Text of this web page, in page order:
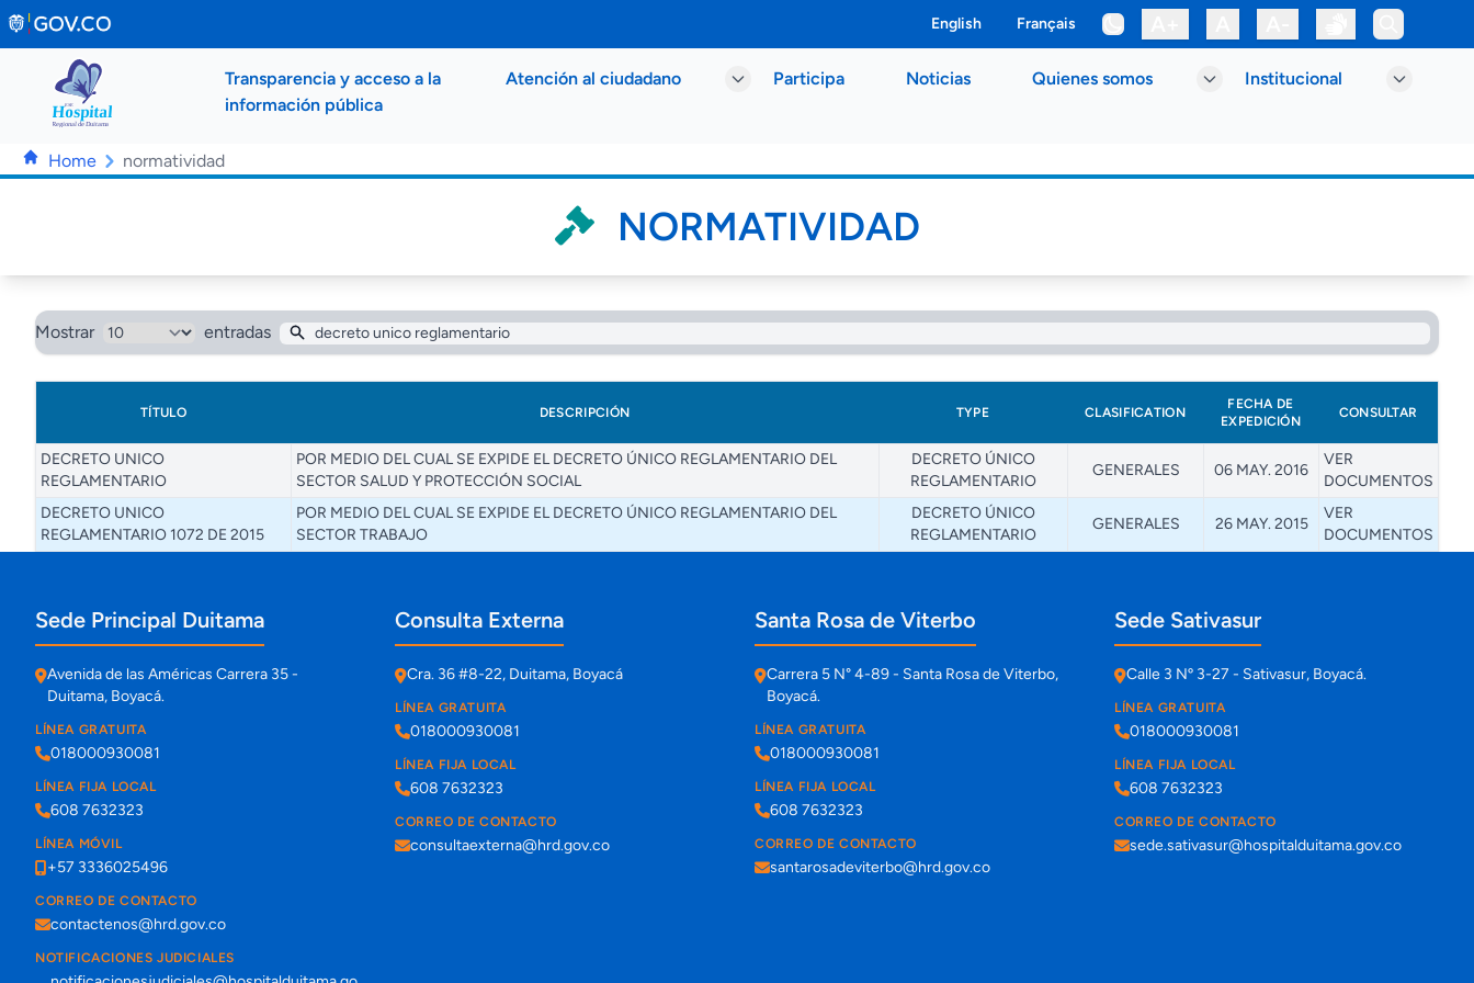
Saltar al contenido principal
English Français
Transparencia y acceso a la
información pública
Atención al ciudadano Participa Noticias Quienes somos Institucional
Home normatividad
NORMATIVIDAD
Mostrar entradas
TÍTULO DESCRIPCIÓN TYPE CLASIFICATION
FECHA DE
EXPEDICIÓN
CONSULTAR
DECRETO UNICO
REGLAMENTARIO
POR MEDIO DEL CUAL SE EXPIDE EL DECRETO ÚNICO REGLAMENTARIO DEL
SECTOR SALUD Y PROTECCIÓN SOCIAL
DECRETO ÚNICO
REGLAMENTARIO
GENERALES 06 MAY. 2016
VER
DOCUMENTOS
DECRETO UNICO
REGLAMENTARIO 1072 DE 2015
POR MEDIO DEL CUAL SE EXPIDE EL DECRETO ÚNICO REGLAMENTARIO DEL
SECTOR TRABAJO
DECRETO ÚNICO
REGLAMENTARIO
GENERALES 26 MAY. 2015
VER
DOCUMENTOS
Información de contacto y sedes
Sede Principal Duitama
Avenida de las Américas Carrera 35 -
Duitama, Boyacá.
LÍNEA GRATUITA
018000930081
LÍNEA FIJA LOCAL
608 7632323
LÍNEA MÓVIL
+57 3336025496
CORREO DE CONTACTO
contactenos@hrd.gov.co
NOTIFICACIONES JUDICIALES
Consulta Externa
Cra. 36 #8-22, Duitama, Boyacá
LÍNEA GRATUITA
018000930081
LÍNEA FIJA LOCAL
608 7632323
CORREO DE CONTACTO
consultaexterna@hrd.gov.co
Santa Rosa de Viterbo
Carrera 5 N° 4-89 - Santa Rosa de Viterbo,
Boyacá.
LÍNEA GRATUITA
018000930081
LÍNEA FIJA LOCAL
608 7632323
CORREO DE CONTACTO
santarosadeviterbo@hrd.gov.co
Sede Sativasur
Calle 3 Nº 3-27 - Sativasur, Boyacá.
LÍNEA GRATUITA
018000930081
LÍNEA FIJA LOCAL
608 7632323
CORREO DE CONTACTO
sede.sativasur@hospitalduitama.gov.co